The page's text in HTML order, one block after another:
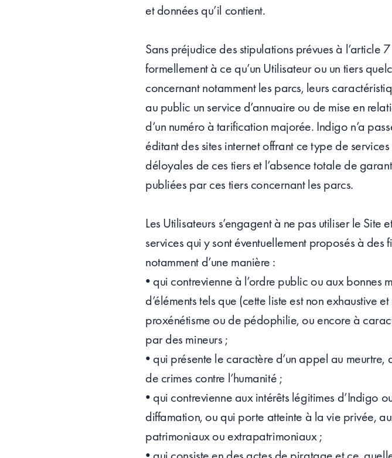
et données qu’il contient.
Sans préjudice des stipulations prévues à l’article
formellement à ce qu’un Utilisateur ou un tiers
concernant notamment les parcs, leurs
au public un service d’annuaire ou de mise en
d’un numéro à tarification majorée. Indigo n’a
éditant des sites internet offrant ce type de
déloyales de ces tiers et l’absence totale de
publiées par ces tiers concernant les parcs.
Les Utilisateurs s’engagent à ne pas utiliser le
services qui y sont éventuellement proposés à
notamment d’une manière :
• qui contrevienne à l’ordre public ou aux
d’éléments tels que (cette liste est non
proxénétisme ou de pédophilie, ou encore à
par des mineurs ;
• qui présente le caractère d’un appel au
de crimes contre l’humanité ;
• qui contrevienne aux intérêts légitimes d’Indigo
diffamation, ou qui porte atteinte à la vie privée,
patrimoniaux ou extrapatrimoniaux ;